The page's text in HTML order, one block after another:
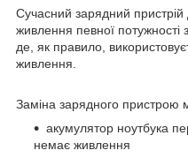
Сучасний зарядний
живлення певної потужності
де, як правило,
живлення.
Заміна зарядного пристрою
акумулятор ноутбука
немає живлення